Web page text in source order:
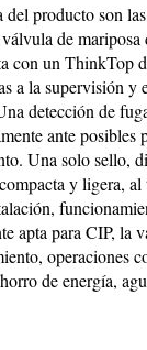
producto son
de mariposa
con un ThinkTop
a la supervisión y
detección de
ante posibles
Una solo sello,
y ligera, al
apta para CIP, la
operaciones
de energía,